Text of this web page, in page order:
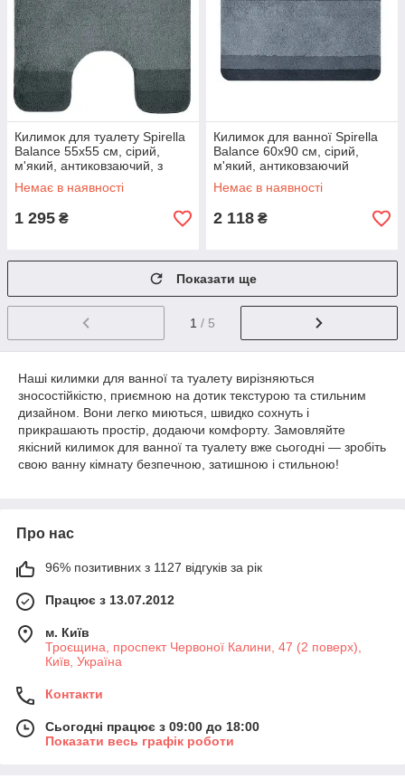
Килимок для туалету Spirella
Balance 55х55 см, сірий,
м'який, антиковзаючий, з
вирізом (10.14741)
Немає в наявності
1 295 ₴
Килимок для ванної Spirella
Balance 60х90 см, сірий,
м'який, антиковзаючий
(10.14743)
Немає в наявності
2 118 ₴
Показати ще
1 / 5
Наші килимки для ванної та туалету вирізняються
зносостійкістю, приємною на дотик текстурою та стильним
дизайном. Вони легко миються, швидко сохнуть і
прикрашають простір, додаючи комфорту. Замовляйте
якісний килимок для ванної та туалету вже сьогодні — зробіть
свою ванну кімнату безпечною, затишною і стильною!
Про нас
96% позитивних з 1127 відгуків за рік
Працює з 13.07.2012
м. Київ
Троєщина, проспект Червоної Калини, 47 (2 поверх),
Київ, Україна
Контакти
Сьогодні працює з 09:00 до 18:00
Показати весь графік роботи